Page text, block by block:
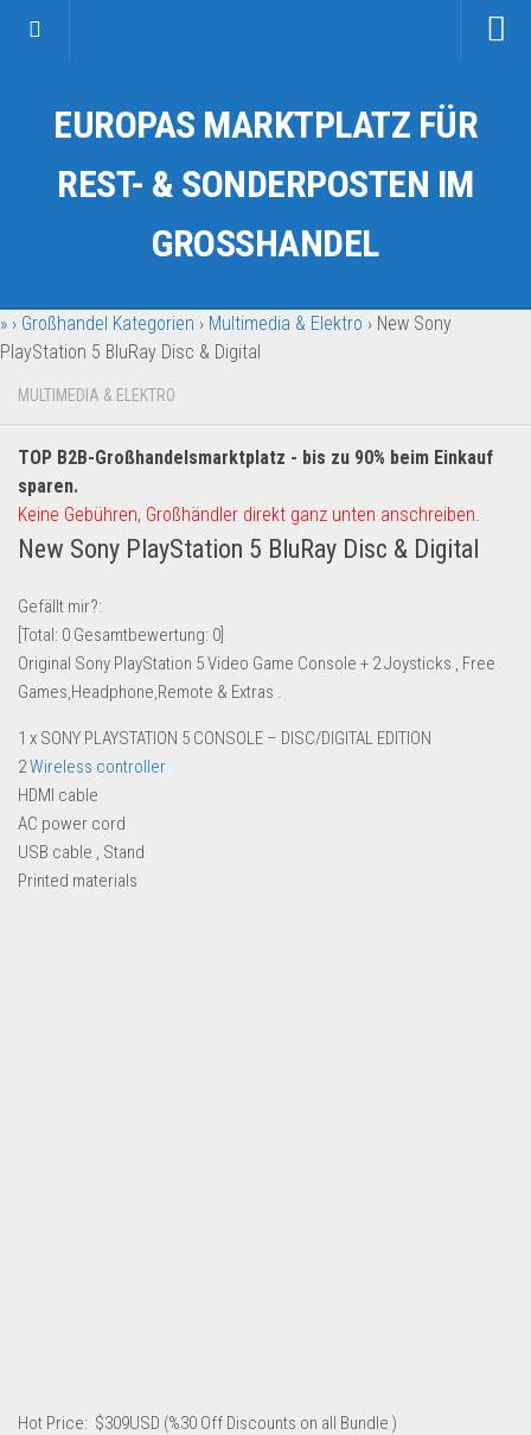
Kategorien
Auto & Motorrad
Fahrzeuge & Transport
Garten & Werkzeug
Geschäft, Büro & Schreibwaren
Geschenkartikel
Handy und Smartphone
Kosmetik & Pflege
Lebensmittel & Getränke
Multimedia & Elektro
Münzen
Spielzeug & Games
Sport & Freizeit
Uhren & Schmuck
Wohnen & Einrichten
Restposten-Angebote
Kostenlos Registrieren
EUROPAS MARKTPLATZ FÜR
REST- & SONDERPOSTEN IM
GROSSHANDEL
» › Großhandel Kategorien › Multimedia & Elektro › New Sony
PlayStation 5 BluRay Disc & Digital
MULTIMEDIA & ELEKTRO
TOP B2B-Großhandelsmarktplatz - bis zu 90% beim Einkauf
sparen.
Keine Gebühren, Großhändler direkt ganz unten anschreiben.
New Sony PlayStation 5 BluRay Disc & Digital
Gefällt mir?:
[Total: 0 Gesamtbewertung: 0
Original Sony PlayStation 5 Video Game Console + 2 Joysticks , Free
Games,Headphone,Remote & Extras .
1 x SONY PLAYSTATION 5 CONSOLE – DISC/DIGITAL EDITION
2Wireless controller
HDMI cable
AC power cord
USB cable , Stand
Printed materials
Hot Price: $309USD (%30 Off Discounts on all Bundle )